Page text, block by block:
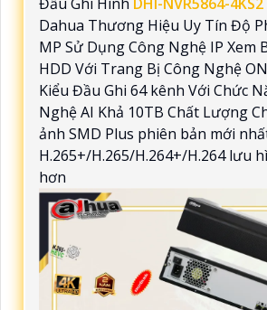
Dahua Thương Hiệu Uy Tín Độ
MP Sử Dụng Công Nghệ IP Xem
HDD Với Trang Bị Công Nghệ
Kiểu Đầu Ghi 64 kênh Với Chức
Nghệ AI Khả 10TB Chất Lượng
ảnh SMD Plus phiên bản mới
H.265+/H.265/H.264+/H.264 lưu
hơn